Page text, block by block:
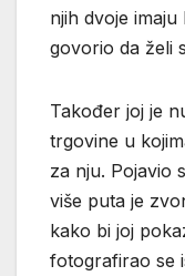
njih dvoje
govorio da želi
Također joj je
trgovine u
za nju. Pojavio
više puta je
kako bi joj
fotografirao se